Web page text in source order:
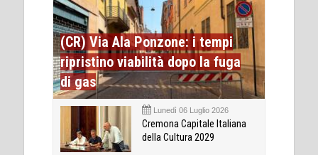
(CR) Via Ala Ponzone: i tempi
ripristino viabilità dopo la fuga
di gas
Lunedì 06 Luglio 2026
Cremona Capitale Italiana
della Cultura 2029